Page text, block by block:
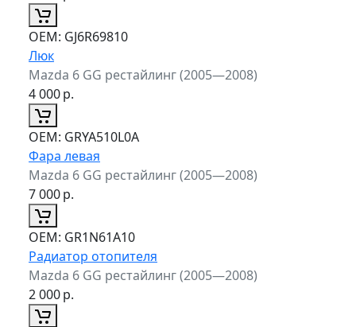
ОЕМ: GJ6R69810
Люк
Mazda 6 GG рестайлинг (2005—2008)
4 000р.
ОЕМ: GRYA510L0A
Фара левая
Mazda 6 GG рестайлинг (2005—2008)
7 000р.
ОЕМ: GR1N61A10
Радиатор отопителя
Mazda 6 GG рестайлинг (2005—2008)
2 000р.